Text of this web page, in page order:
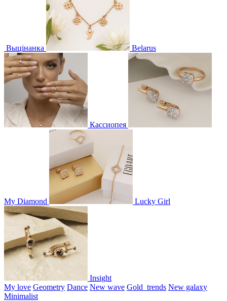
Выцінанка Belarus
Кассиопея
My Diamond Lucky Girl
Insight
My love Geometry Dance New wave Gold_trends New galaxy
Minimalist